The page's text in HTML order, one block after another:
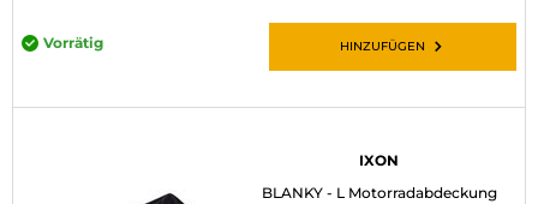
Vorrätig HINZUFÜGEN
IXON
BLANKY - L Motorradabdeckung